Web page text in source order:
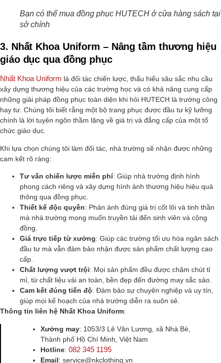
Bạn có thể mua đồng phục HUTECH ở cửa hàng sách
sở chính
3. Nhất Khoa Uniform – Nâng tầm thương hiệu
giáo dục qua đồng phục
Nhất Khoa Uniform là đối tác chiến lược, thấu hiểu sâu sắc nhu cầu
xây dựng thương hiệu của các trường học và có khả năng cung cấp
những giải pháp đồng phục toàn diện khi hỏi HUTECH là trường công
hay tư. Chúng tôi biết rằng một bộ trang phục được đầu tư kỹ lưỡng
chính là lời tuyên ngôn thầm lặng về giá trị và đẳng cấp của một tổ
chức giáo dục.
Khi lựa chọn chúng tôi làm đối tác, nhà trường sẽ nhận được những
cam kết rõ ràng:
Tư vấn chiến lược miễn phí: Giúp nhà trường định hình
phong cách riêng và xây dựng hình ảnh thương hiệu hiệu quả
thông qua đồng phục.
Thiết kế độc quyền: Phản ánh đúng giá trị cốt lõi và tinh thần
mà nhà trường mong muốn truyền tải đến sinh viên và cộng
đồng.
Giá trực tiếp từ xưởng: Giúp các trường tối ưu hóa ngân sách
đầu tư mà vẫn đảm bảo nhận được sản phẩm chất lượng cao
cấp.
Chất lượng vượt trội: Mọi sản phẩm đều được chăm chút tỉ
mỉ, từ chất liệu vải an toàn, bền đẹp đến đường may sắc sảo.
Cam kết đúng tiến độ: Đảm bảo sự chuyên nghiệp và uy tín,
giúp mọi kế hoạch của nhà trường diễn ra suôn sẻ.
Thông tin liên hệ Nhất Khoa Uniform:
Xưởng may: 1053/3 Lê Văn Lương, xã Nhà Bè,
Thành phố Hồ Chí Minh, Việt Nam
Hotline: 082 345 1195
Email: service@nkclothing.vn